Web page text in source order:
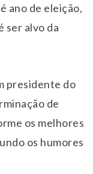
ano de eleição,
ser alvo da
presidente do
de
os melhores
os humores